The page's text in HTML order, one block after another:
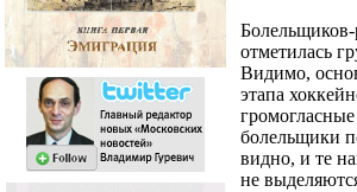
отметилась
Видимо,
этапа
болельщики
видно, и те
не